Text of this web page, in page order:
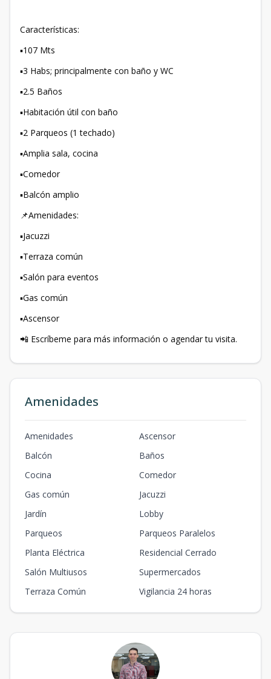
Características:
▪️107 Mts
▪️3 Habs; principalmente con baño y WC
▪️2.5 Baños
▪️Habitación útil con baño
▪️2 Parqueos (1 techado)
▪️Amplia sala, cocina
▪️Comedor
▪️Balcón amplio
📌Amenidades:
▪️Jacuzzi
▪️Terraza común
▪️Salón para eventos
▪️Gas común
▪️Ascensor
📲 Escríbeme para más información o agendar tu visita.
Amenidades
Amenidades
Ascensor
Balcón
Baños
Cocina
Comedor
Gas común
Jacuzzi
Jardín
Lobby
Parqueos
Parqueos Paralelos
Planta Eléctrica
Residencial Cerrado
Salón Multiusos
Supermercados
Terraza Común
Vigilancia 24 horas